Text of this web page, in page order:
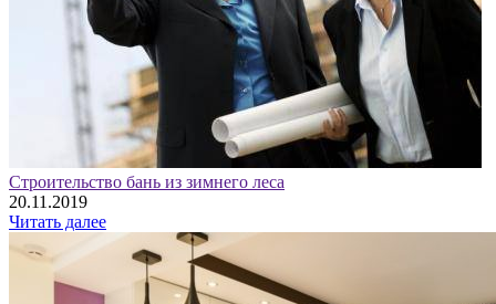
Строительство бань из зимнего леса
20.11.2019
Читать далее